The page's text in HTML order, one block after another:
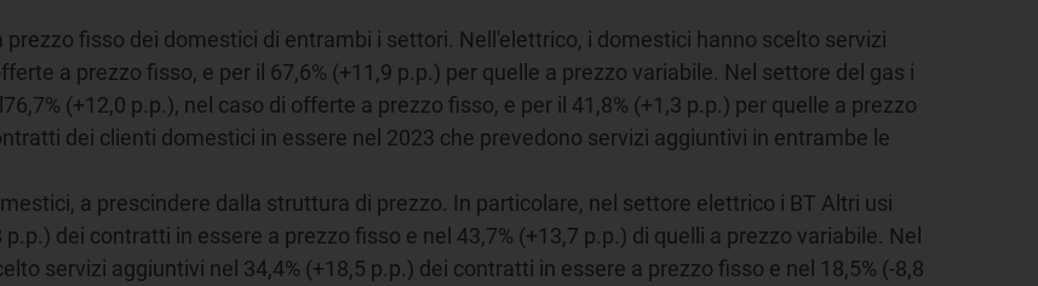
fisso dei domestici di entrambi i settori. Nell'elettrico, i domestici hanno scelto servizi
a prezzo fisso, e per il 67,6% (+11,9 p.p.) per quelle a prezzo variabile. Nel settore del gas i
(+12,0 p.p.), nel caso di offerte a prezzo fisso, e per il 41,8% (+1,3 p.p.) per quelle a prezzo
dei clienti domestici in essere nel 2023 che prevedono servizi aggiuntivi in entrambe le
a prescindere dalla struttura di prezzo. In particolare, nel settore elettrico i BT Altri usi
dei contratti in essere a prezzo fisso e nel 43,7% (+13,7 p.p.) di quelli a prezzo variabile. Nel
servizi aggiuntivi nel 34,4% (+18,5 p.p.) dei contratti in essere a prezzo fisso e nel 18,5% (-8,8